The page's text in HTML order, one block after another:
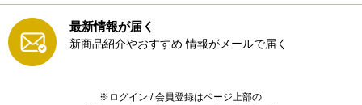
最新情報が届く
新商品紹介やおすすめ 情報がメールで届く
※ログイン / 会員登録はページ上部の